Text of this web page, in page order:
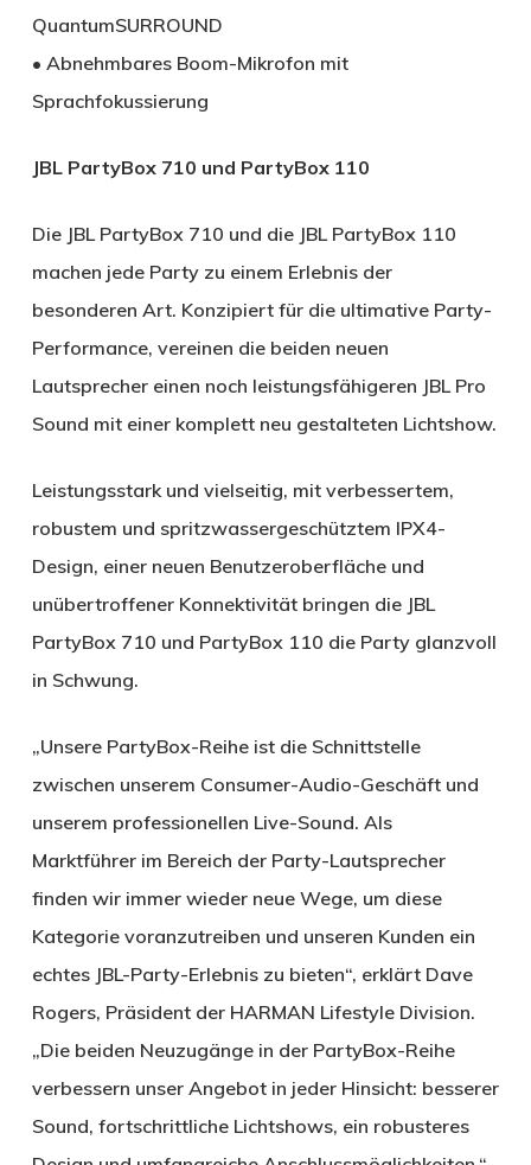
QuantumSURROUND
• Abnehmbares Boom-Mikrofon mit
Sprachfokussierung
JBL PartyBox 710 und PartyBox 110
Die JBL PartyBox 710 und die JBL PartyBox 110
machen jede Party zu einem Erlebnis der
besonderen Art. Konzipiert für die ultimative Party-
Performance, vereinen die beiden neuen
Lautsprecher einen noch leistungsfähigeren JBL Pro
Sound mit einer komplett neu gestalteten Lichtshow.
Leistungsstark und vielseitig, mit verbessertem,
robustem und spritzwassergeschütztem IPX4-
Design, einer neuen Benutzeroberfläche und
unübertroffener Konnektivität bringen die JBL
PartyBox 710 und PartyBox 110 die Party glanzvoll
in Schwung.
„Unsere PartyBox-Reihe ist die Schnittstelle
zwischen unserem Consumer-Audio-Geschäft und
unserem professionellen Live-Sound. Als
Marktführer im Bereich der Party-Lautsprecher
finden wir immer wieder neue Wege, um diese
Kategorie voranzutreiben und unseren Kunden ein
echtes JBL-Party-Erlebnis zu bieten“, erklärt Dave
Rogers, Präsident der HARMAN Lifestyle Division.
„Die beiden Neuzugänge in der PartyBox-Reihe
verbessern unser Angebot in jeder Hinsicht: besserer
Sound, fortschrittliche Lichtshows, ein robusteres